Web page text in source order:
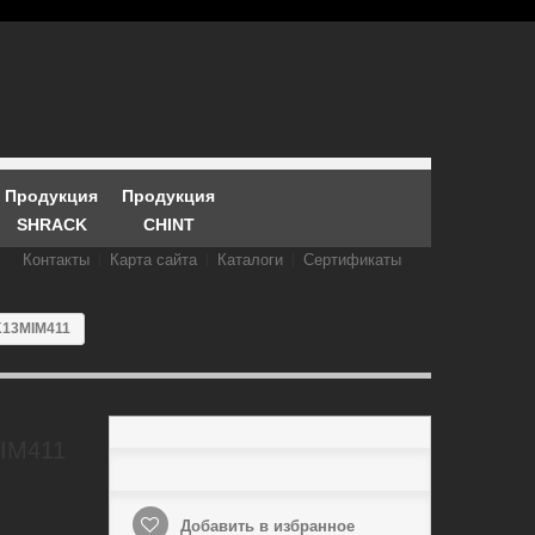
Продукция
SHRACK
Продукция
CHINT
Контакты Карта сайта Каталоги Сертификаты
Добавить в избранное